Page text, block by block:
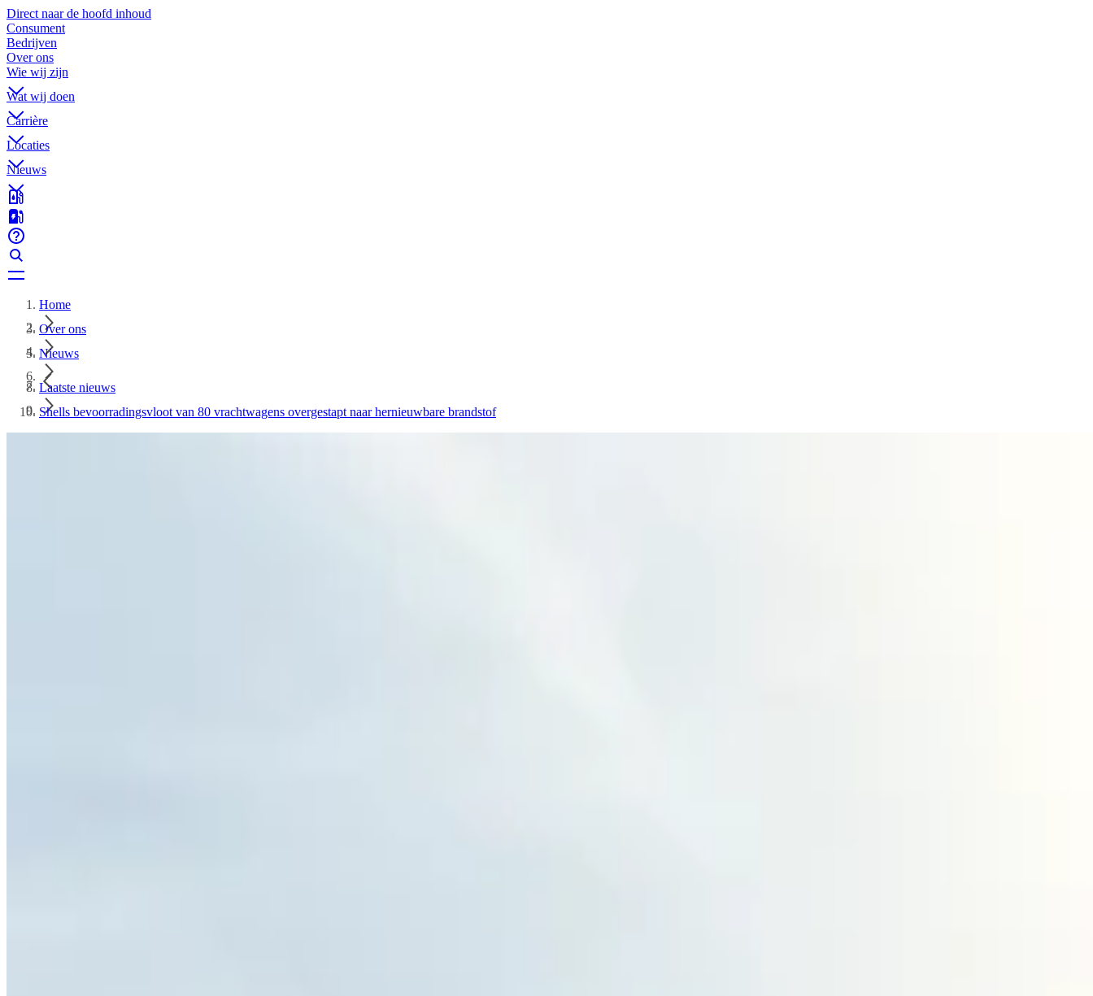
Direct naar de hoofd inhoud
Consument
Bedrijven
Over ons
Wie wij zijn
Wat wij doen
Carrière
Locaties
Nieuws
Home
Over ons
Nieuws
Laatste nieuws
Shells bevoorradingsvloot van 80 vrachtwagens overgestapt naar hernieuwbare brandstof